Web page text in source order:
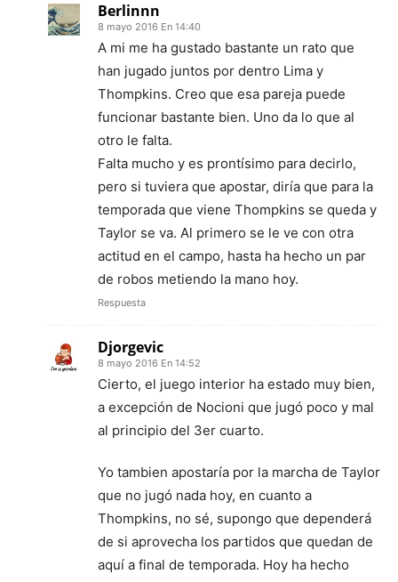
Berlinnn
8 mayo 2016 En 14:40
A mi me ha gustado bastante un rato que
han jugado juntos por dentro Lima y
Thompkins. Creo que esa pareja puede
funcionar bastante bien. Uno da lo que al
otro le falta.
Falta mucho y es prontísimo para decirlo,
pero si tuviera que apostar, diría que para la
temporada que viene Thompkins se queda y
Taylor se va. Al primero se le ve con otra
actitud en el campo, hasta ha hecho un par
de robos metiendo la mano hoy.
Respuesta
Djorgevic
8 mayo 2016 En 14:52
Cierto, el juego interior ha estado muy bien,
a excepción de Nocioni que jugó poco y mal
al principio del 3er cuarto.
Yo tambien apostaría por la marcha de Taylor
que no jugó nada hoy, en cuanto a
Thompkins, no sé, supongo que dependerá
de si aprovecha los partidos que quedan de
aquí a final de temporada. Hoy ha hecho